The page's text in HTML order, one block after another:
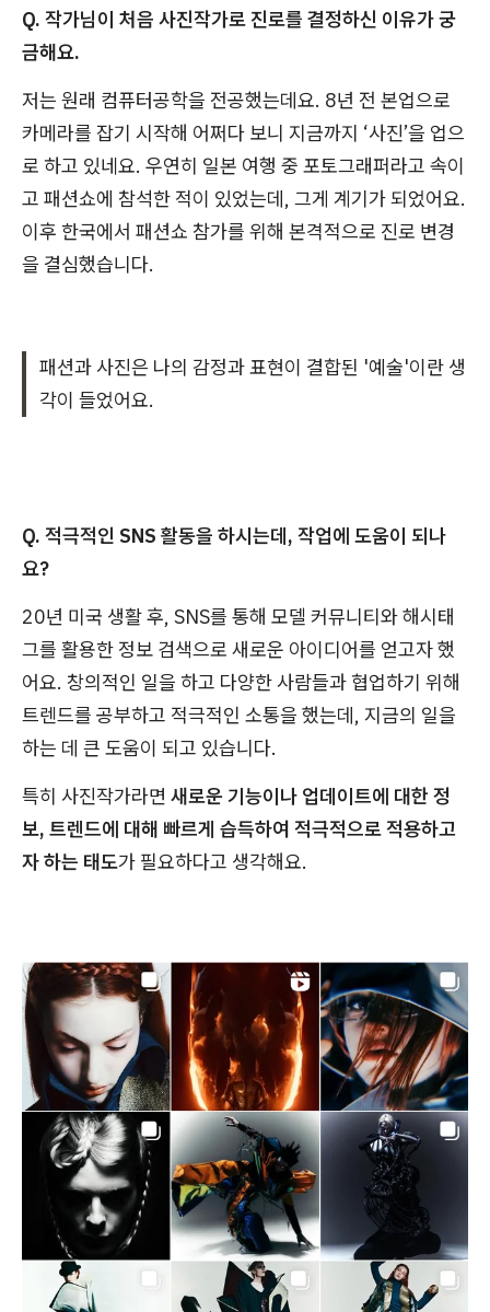
Q. 작가님이 처음 사진작가로 진로를 결정하신 이유가 궁
금해요.
저는 원래 컴퓨터공학을 전공했는데요. 8년 전 본업으로
카메라를 잡기 시작해 어쩌다 보니 지금까지 ‘사진’을 업으
로 하고 있네요. 우연히 일본 여행 중 포토그래퍼라고 속이
고 패션쇼에 참석한 적이 있었는데, 그게 계기가 되었어요.
이후 한국에서 패션쇼 참가를 위해 본격적으로 진로 변경
을 결심했습니다.
패션과 사진은 나의 감정과 표현이 결합된 '예술'이란 생
각이 들었어요.
Q. 적극적인 SNS 활동을 하시는데, 작업에 도움이 되나
요?
20년 미국 생활 후, SNS를 통해 모델 커뮤니티와 해시태
그를 활용한 정보 검색으로 새로운 아이디어를 얻고자 했
어요. 창의적인 일을 하고 다양한 사람들과 협업하기 위해
트렌드를 공부하고 적극적인 소통을 했는데, 지금의 일을
하는 데 큰 도움이 되고 있습니다.
특히 사진작가라면 새로운 기능이나 업데이트에 대한 정
보, 트렌드에 대해 빠르게 습득하여 적극적으로 적용하고
자 하는 태도가 필요하다고 생각해요.